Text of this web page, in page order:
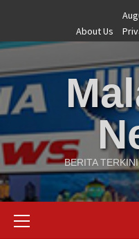
content
About Us
BERITA